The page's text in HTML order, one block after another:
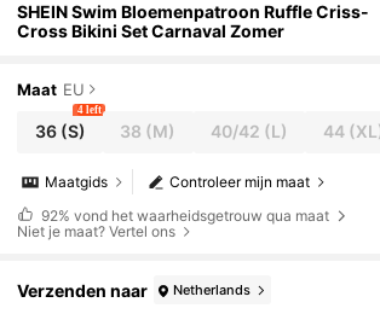
SHEIN Swim Bloemenpatroon Ruffle Criss-
Cross Bikini Set Carnaval Zomer
Maat EU
36(S)
4 left
38 (M) 40/42 (L) 44
Controleer mijn maat
Maatgids
92% vond het waarheidsgetrouw qua maat
Niet je maat? Vertel ons
Verzenden naar Netherlands